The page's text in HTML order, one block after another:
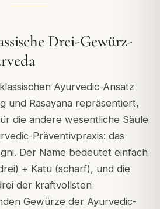
Drei-Gewürz-
Ayurvedic-Ansatz
und Rasayana repräsentiert,
die andere wesentliche Säule
Präventivpraxis: das
Der Name bedeutet einfach
+ Katu (scharf), und die
der kraftvollsten
Gewürze der Ayurvedic-